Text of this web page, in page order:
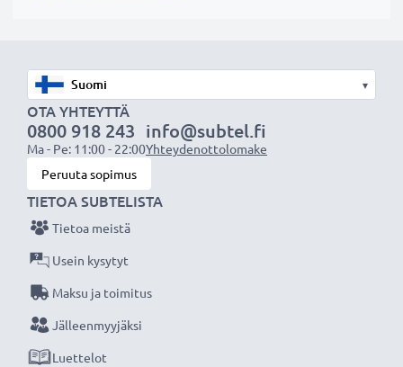
✔ Tekee sateenkaaren värit näkyvämmiksi
✔ Saa taivaan näyttämään sinisemmältä ja pilvet
valkoisemmilta
✔ Vähentää sinistä usvaa maisemakuvissa ja
teleobjektiivilla kuvattaessa
Laadukas, moninkertaisesti pinnoitettu lasi ja
säädettävä polarisaatio
✔ Värineutraali lasi heijastamattomalla pinnoitteella
halutun valon taittumisen saamiseksi
▾
OTA YHTEYTTÄ
0800 918 243
Ma - Pe: 11:00 - 22:00
info@subtel.fi
Yhteydenottolomake
Peruuta sopimus
TIETOA SUBTELISTA
Tietoa meistä
Usein kysytyt
Maksu ja toimitus
Jälleenmyyjäksi
Luettelot